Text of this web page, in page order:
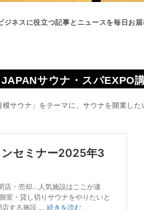
ジネスに役立つ記事とニュースを毎日お
サウナ・スパEXPO講
サウナ」をテーマに、サウナを開業した